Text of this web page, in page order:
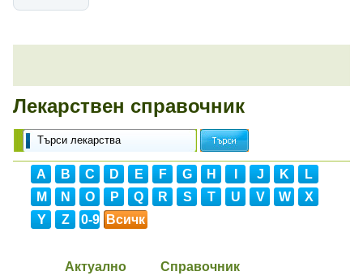
Лекарствен справочник
A B C D E F G H J K
L
M
N O P Q R S T U V W
X
Y
Z 0-9 Всичк
Актуално Справочник